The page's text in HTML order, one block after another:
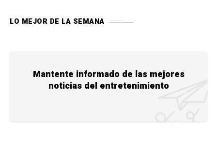
LO MEJOR DE LA SEMANA
Mantente informado de las mejores
noticias del entretenimiento